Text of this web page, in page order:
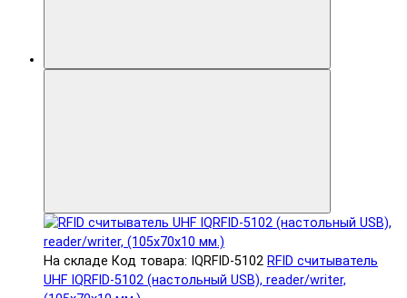
На складе Код товара: IQRFID-5102 RFID считыватель
UHF IQRFID-5102 (настольный USB), reader/writer,